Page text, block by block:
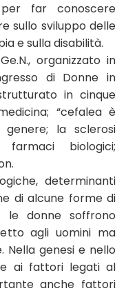
far conoscere
sullo sviluppo delle
e sulla disabilità.
organizzato in
di Donne in
in cinque
“cefalea è
la sclerosi
farmaci biologici;
determinanti
di alcune forme di
le donne soffrono
agli uomini ma
Nella genesi e nello
ai fattori legati al
anche fattori